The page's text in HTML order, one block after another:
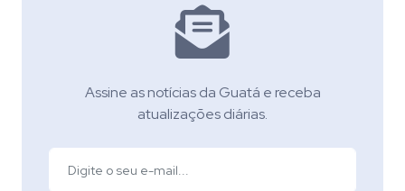
Assine as notícias da Guatá e receba
atualizações diárias.